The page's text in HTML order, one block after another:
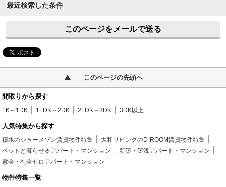
最近検索した条件
このページをメールで送る
このページの先頭へ
間取りから探す
1K～1DK 1LDK～2DK 2LDK～3DK 3DK以上
人気特集から探す
積水のシャーメゾン賃貸物件特集
大和リビングのD-ROOM賃貸物件特集
ペットと暮らせるアパート・マンション
新築・築浅アパート・マンション
敷金・礼金ゼロアパート・マンション
物件特集一覧